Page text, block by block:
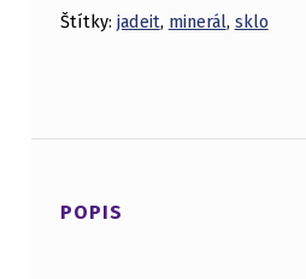
Štítky: jadeit, minerál, sklo
POPIS